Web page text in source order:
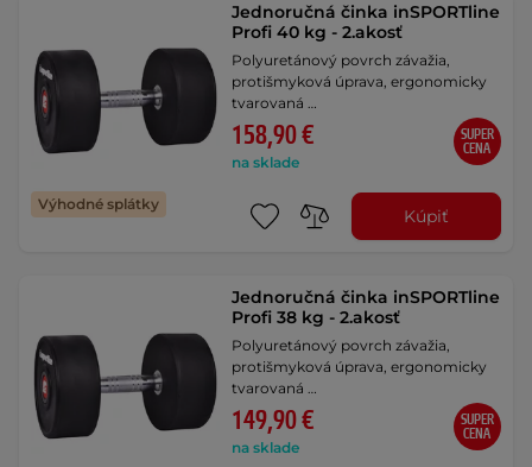
Výhodné splátky
Jednoručná činka inSPORTline
Profi 40 kg - 2.akosť
Polyuretánový povrch závažia,
protišmyková úprava, ergonomicky
tvarovaná …
158,90 €
na sklade
SUPER
CENA
Kúpiť
Jednoručná činka inSPORTline
Profi 38 kg - 2.akosť
Polyuretánový povrch závažia,
protišmyková úprava, ergonomicky
tvarovaná …
149,90 €
na sklade
SUPER
CENA